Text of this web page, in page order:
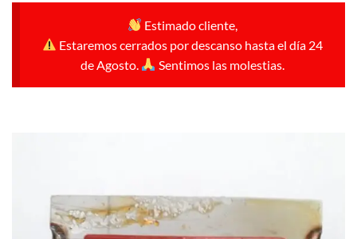
Estimado cliente,
Estaremos cerrados por descanso hasta el día 24
de Agosto.
Sentimos las molestias.